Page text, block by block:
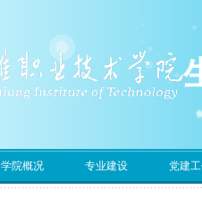
学院概况 专业建设 党建